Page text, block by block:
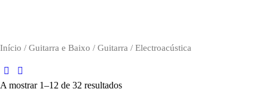
Início / Guitarra e Baixo / Guitarra / Electroacústica
A mostrar 1–12 de 32 resultados